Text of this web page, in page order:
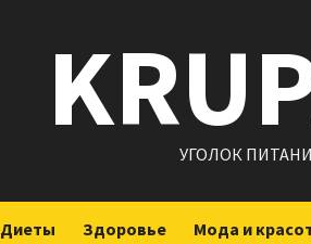
УГОЛОК
Диеты Здоровье Мода и